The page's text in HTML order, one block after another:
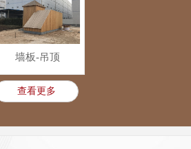
墙板-吊顶
查看更多